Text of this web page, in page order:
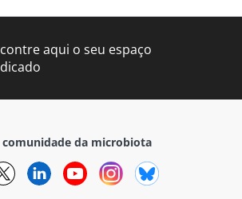
aqui o seu espaço
comunidade da microbiota
TwitterLinkedInYouTubeInstagram